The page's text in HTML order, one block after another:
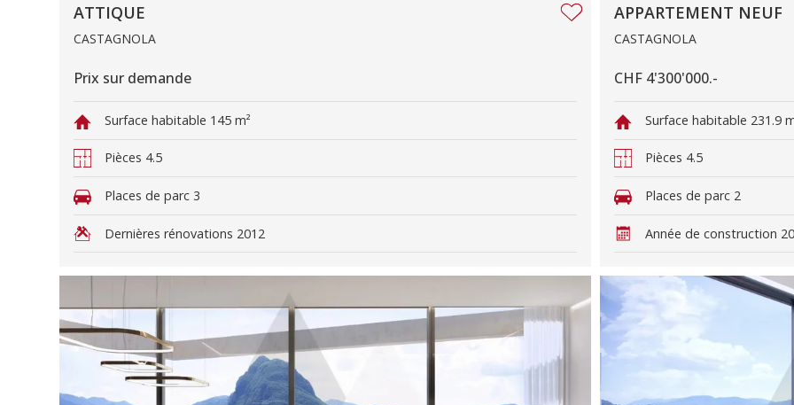
ATTIQUE
CASTAGNOLA
Prix sur demande
Surface habitable 145 m²
Pièces 4.5
Places de parc 3
Dernières rénovations 2012
APPARTEMENT NEUF
CASTAGNOLA
CHF 4'300'000.-
Surface habitable 231.9
Pièces 4.5
Places de parc 2
Année de construction